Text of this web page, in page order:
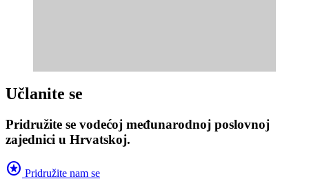
Učlanite se
Pridružite se vodećoj međunarodnoj poslovnoj
zajednici u Hrvatskoj.
stars Pridružite nam se